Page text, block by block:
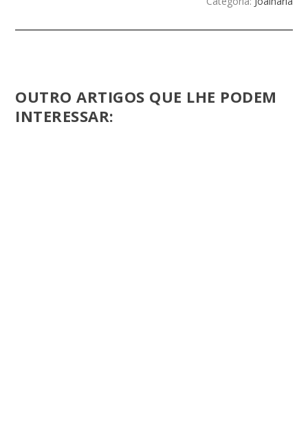
OUTRO ARTIGOS QUE LHE PODEM
INTERESSAR: